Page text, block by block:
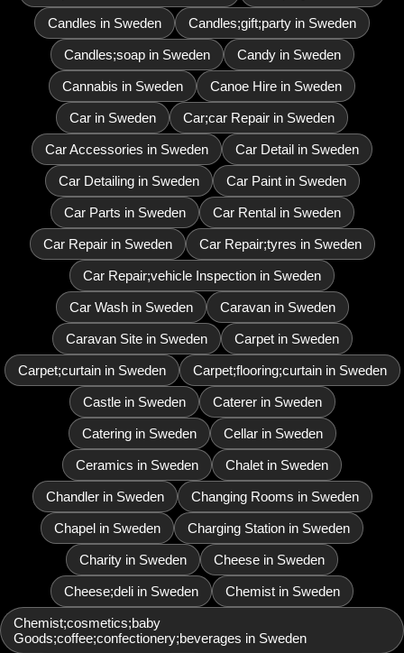
Candles in Sweden Candles;gift;party in Sweden
Candles;soap in Sweden Candy in Sweden
Cannabis in Sweden Canoe Hire in Sweden
Car in Sweden Car;car Repair in Sweden
Car Accessories in Sweden Car Detail in Sweden
Car Detailing in Sweden Car Paint in Sweden
Car Parts in Sweden Car Rental in Sweden
Car Repair in Sweden Car Repair;tyres in Sweden
Car Repair;vehicle Inspection in Sweden
Car Wash in Sweden Caravan in Sweden
Caravan Site in Sweden Carpet in Sweden
Carpet;curtain in Sweden Carpet;flooring;curtain in Sweden
Castle in Sweden Caterer in Sweden
Catering in Sweden Cellar in Sweden
Ceramics in Sweden Chalet in Sweden
Chandler in Sweden Changing Rooms in Sweden
Chapel in Sweden Charging Station in Sweden
Charity in Sweden Cheese in Sweden
Cheese;deli in Sweden Chemist in Sweden
Chemist;cosmetics;baby
Goods;coffee;confectionery;beverages in Sweden